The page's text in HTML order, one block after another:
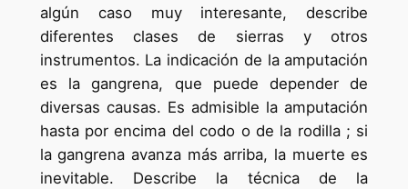
algún caso muy interesante, describe
diferentes clases de sierras y otros
instrumentos. La indicación de la amputación
es la gangrena, que puede depender de
diversas causas. Es admisible la amputación
hasta por encima del codo o de la rodilla ; si
la gangrena avanza más arriba, la muerte es
inevitable. Describe la técnica de la